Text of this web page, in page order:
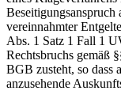
vereinnahmter
Abs. 1 Satz 1 Fall 1
Rechtsbruchs gemäß
BGB zusteht, so dass
anzusehende